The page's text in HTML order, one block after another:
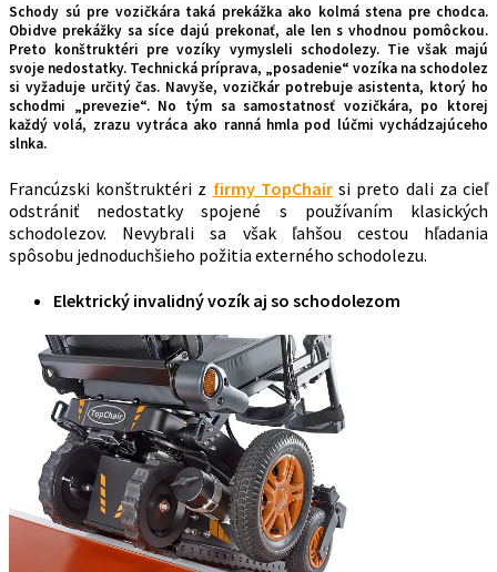
Schody sú pre vozičkára taká prekážka ako kolmá stena pre chodca.
Obidve prekážky sa síce dajú prekonať, ale len s vhodnou pomôckou.
Preto konštruktéri pre vozíky vymysleli schodolezy. Tie však majú
svoje nedostatky. Technická príprava, „posadenie“ vozíka na schodolez
si vyžaduje určitý čas. Navyše, vozičkár potrebuje asistenta, ktorý ho
schodmi „prevezie“. No tým sa samostatnosť vozičkára, po ktorej
každý volá, zrazu vytráca ako ranná hmla pod lúčmi vychádzajúceho
slnka.
Francúzski konštruktéri z firmy TopChairsi preto dali za cieľ
odstrániť nedostatky spojené s používaním klasických
schodolezov. Nevybrali sa však ľahšou cestou hľadania
spôsobu jednoduchšieho požitia externého schodolezu.
Elektrický invalidný vozík aj so schodolezom